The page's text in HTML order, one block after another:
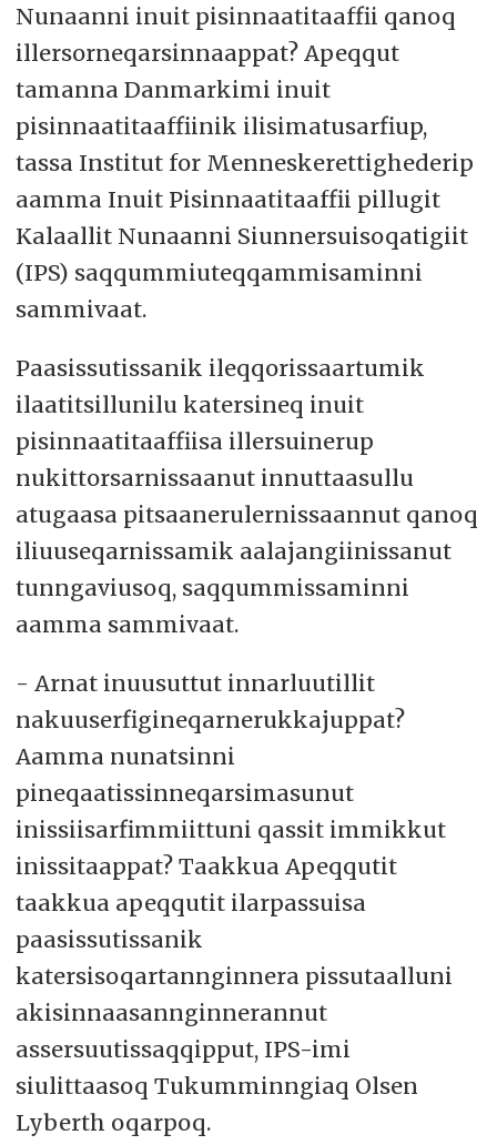
Nunaanni inuit pisinnaatitaaffii qanoq
illersorneqarsinnaappat? Apeqqut
tamanna Danmarkimi inuit
pisinnaatitaaffiinik ilisimatusarfiup,
tassa Institut for Menneskerettighederip
aamma Inuit Pisinnaatitaaffii pillugit
Kalaallit Nunaanni Siunnersuisoqatigiit
(IPS) saqqummiuteqqammisaminni
sammivaat.
Paasissutissanik ileqqorissaartumik
ilaatitsillunilu katersineq inuit
pisinnaatitaaffiisa illersuinerup
nukittorsarnissaanut innuttaasullu
atugaasa pitsaanerulernissaannut qanoq
iliuuseqarnissamik aalajangiinissanut
tunngaviusoq, saqqummissaminni
aamma sammivaat.
- Arnat inuusuttut innarluutillit
nakuuserfigineqarnerukkajuppat?
Aamma nunatsinni
pineqaatissinneqarsimasunut
inissiisarfimmiittuni qassit immikkut
inissitaappat? Taakkua Apeqqutit
taakkua apeqqutit ilarpassuisa
paasissutissanik
katersisoqartannginnera pissutaalluni
akisinnaasannginnerannut
assersuutissaqqipput, IPS-imi
siulittaasoq Tukumminngiaq Olsen
Lyberth oqarpoq.